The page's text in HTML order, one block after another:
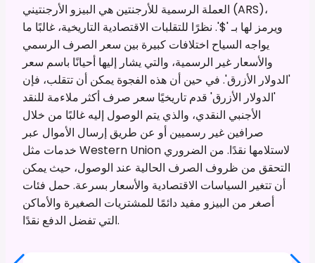
العملة الرسمية للأرجنتين هي البيزو الأرجنتيني (ARS)،
ويرمز لها بـ '$'. نظرًا للتقلبات الاقتصادية التاريخية، غالبًا ما
يواجه السياح اختلافات كبيرة بين سعر الصرف الرسمي
والأسعار غير الرسمية، والتي يشار إليها أحيانًا باسم سعر
'الدولار الأزرق'. في حين أن هذه الفجوة يمكن أن تتقلب، فإن
'الدولار الأزرق' قدم تاريخيًا سعر صرف أكثر ملاءمة للنقد
الأجنبي النقدي، والذي يتم الوصول إليه غالبًا من خلال
صرافين غير رسميين أو عن طريق إرسال الأموال عبر
خدمات مثل Western Union لاستلامها نقدًا. من الضروري
التحقق من ظروف الصرف الحالية عند الوصول، حيث يمكن
أن تتغير السياسات الاقتصادية والأسعار بسرعة. حمل فئات
أصغر من البيزو مفيد دائمًا للمشتريات الصغيرة والأماكن
التي تفضل الدفع نقدًا.